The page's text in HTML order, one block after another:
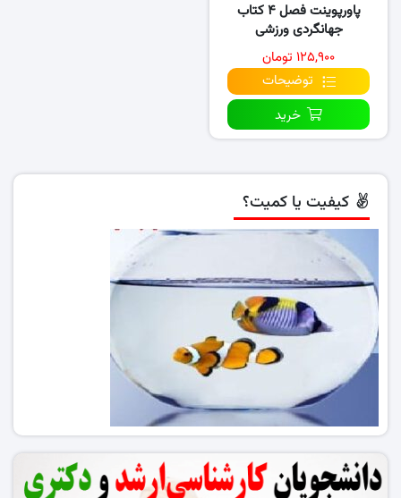
پاورپوینت فصل ۴ کتاب
جهانگردی ورزشی
۱۲۵,۹۰۰ تومان
توضیحات
خرید
کیفیت یا کمیت؟